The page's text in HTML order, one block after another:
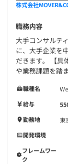
株式会社
職務内容
大手コンサルテ
に、大手企業を
だきます。 【具
や業務課題を踏
職種名
給与
勤務地
東
開発環境
フレームワー
ク